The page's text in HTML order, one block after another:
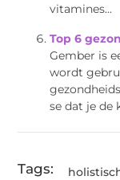
vitamines...
Top 6
Gember is
wordt
se dat je de
Tags: